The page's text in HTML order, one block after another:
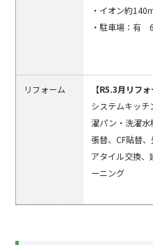
・イオン約
・駐車場：有
リフォーム
【R5.3月リフ
システムキッ
濯パン・洗濯水
張替、CF貼替
アタイル交換、
ーニング